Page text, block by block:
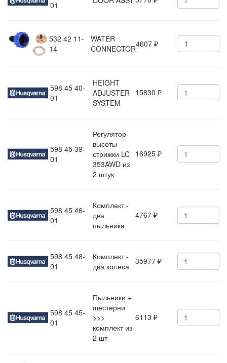
01
532 42 11-
14
WATER
CONNECTOR4607 ₽
598 45 40-
01
HEIGHT
ADJUSTER
SYSTEM
15830 ₽
598 45 39-
01
Регулятор
высоты
стрижки LC
353AWD из
2 штук
16925 ₽
598 45 46-
01
Комплект -
два
пыльника
4767 ₽
598 45 48-
01
Комплект -
два колеса
35977 ₽
598 45 45-
01
Пыльники +
шестерни
>>>
комплект из
2 шт
6113 ₽